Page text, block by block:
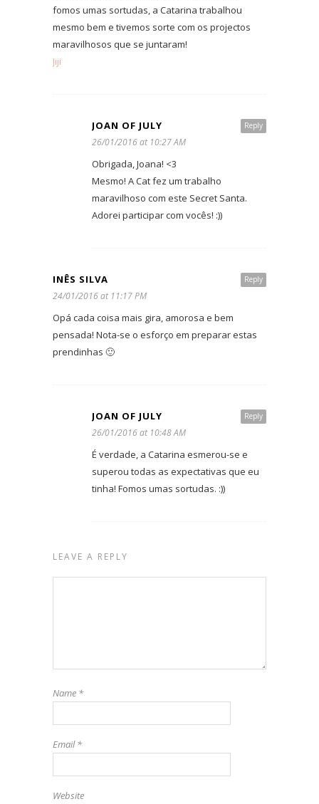
fomos umas sortudas, a Catarina trabalhou
mesmo bem e tivemos sorte com os projectos
maravilhosos que se juntaram!
Jiji
Reply
JOAN OF JULY
26/01/2016 at 10:27 AM
Obrigada, Joana! <3
Mesmo! A Cat fez um trabalho
maravilhoso com este Secret Santa.
Adorei participar com vocês! :))
Reply
INÊS SILVA
24/01/2016 at 11:17 PM
Opá cada coisa mais gira, amorosa e bem
pensada! Nota-se o esforço em preparar estas
prendinhas 🙂
Reply
JOAN OF JULY
26/01/2016 at 10:48 AM
É verdade, a Catarina esmerou-se e
superou todas as expectativas que eu
tinha! Fomos umas sortudas. :))
LEAVE A REPLY
Name *
Email*
Website